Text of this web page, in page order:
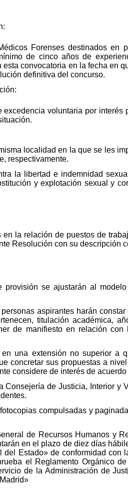
Forenses destinados en
de cinco años de
convocatoria en la fecha en
definitiva del concurso.
voluntaria por interés
localidad en la que se les
respectivamente.
la libertad e indemnidad
y explotación sexual y
la relación de puestos de
Resolución con su descripción
se ajustarán al
aspirantes harán
titulación académica,
de manifiesto en relación
una extensión no superior a
concretar sus propuestas a
considere de interés de
de Justicia, Interior y
compulsadas y
de Recursos Humanos y
en el plazo de diez días
Estado» de conformidad con
el Reglamento Orgánico
de la Administración de